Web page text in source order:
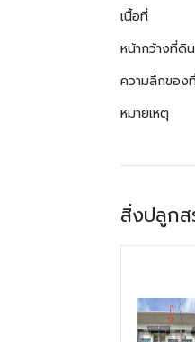
เนื้อที่
หน้ากว้างที่ดิน
ความลึกของ
หมายเหตุ
สิ่งปลูกส